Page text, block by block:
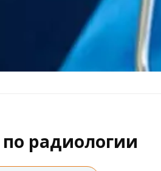
радиологии